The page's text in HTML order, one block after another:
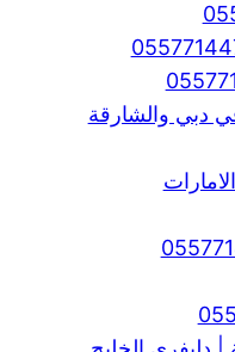
دبي والشارقة